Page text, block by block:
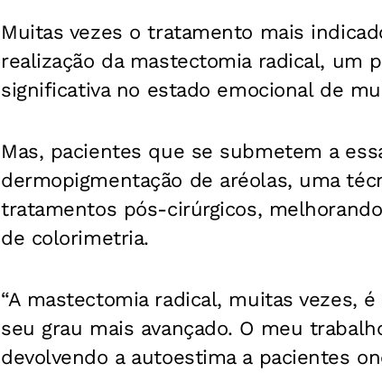
Muitas vezes o tratamento mais
realização da mastectomia radical, um
significativa no estado emocional de
Mas, pacientes que se submetem a
dermopigmentação de aréolas, uma
tratamentos pós-cirúrgicos,
de colorimetria.
“A mastectomia radical, muitas vezes,
seu grau mais avançado. O meu
devolvendo a autoestima a pacientes